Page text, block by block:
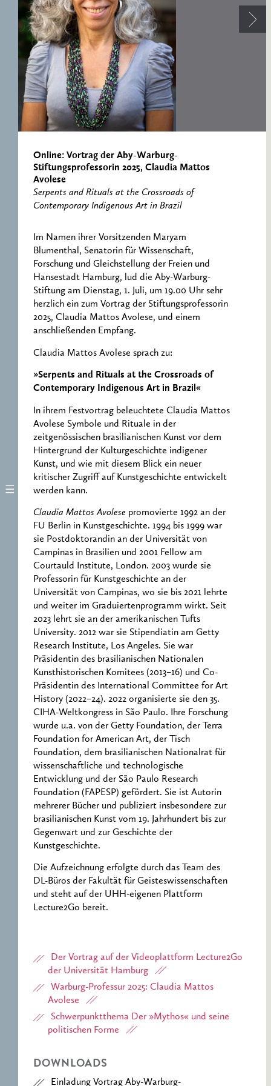
ERNST CASSIRER
ARBEITSSTELLE 1997-
2007
Online: Vortrag der Aby-Warburg-
Stiftungsprofessorin 2025, Claudia Mattos
Avolese
Serpents and Rituals at the Crossroads of
Contemporary Indigenous Art in Brazil
Im Namen ihrer Vorsitzenden Maryam
Blumenthal, Senatorin für Wissenschaft,
Forschung und Gleichstellung der Freien und
Hansestadt Hamburg, lud die Aby-Warburg-
Stiftung am Dienstag, 1. Juli, um 19.00 Uhr sehr
herzlich ein zum Vortrag der Stiftungsprofessorin
2025, Claudia Mattos Avolese, und einem
anschließenden Empfang.
Claudia Mattos Avolese sprach zu:
»Serpents and Rituals at the Crossroads of
Contemporary Indigenous Art in Brazil«
In ihrem Festvortrag beleuchtete Claudia Mattos
Avolese Symbole und Rituale in der
zeitgenössischen brasilianischen Kunst vor dem
Hintergrund der Kulturgeschichte indigener
Kunst, und wie mit diesem Blick ein neuer
kritischer Zugriff auf Kunstgeschichte entwickelt
werden kann.
Claudia Mattos Avolese promovierte 1992 an der
FU Berlin in Kunstgeschichte. 1994 bis 1999 war
sie Postdoktorandin an der Universität von
Campinas in Brasilien und 2001 Fellow am
Courtauld Institute, London. 2003 wurde sie
Professorin für Kunstgeschichte an der
Universität von Campinas, wo sie bis 2021 lehrte
und weiter im Graduiertenprogramm wirkt. Seit
2023 lehrt sie an der amerikanischen Tufts
University. 2012 war sie Stipendiatin am Getty
Research Institute, Los Angeles. Sie war
Präsidentin des brasilianischen Nationalen
Kunsthistorischen Komitees (2013–16) und Co-
Präsidentin des International Committee for Art
History (2022–24). 2022 organisierte sie den 35.
CIHA-Weltkongress in São Paulo. Ihre Forschung
wurde u.a. von der Getty Foundation, der Terra
Foundation for American Art, der Tisch
Foundation, dem brasilianischen Nationalrat für
wissenschaftliche und technologische
Entwicklung und der São Paulo Research
Foundation (FAPESP) gefördert. Sie ist Autorin
mehrerer Bücher und publiziert insbesondere zur
brasilianischen Kunst vom 19. Jahrhundert bis zur
Gegenwart und zur Geschichte der
Kunstgeschichte.
Die Aufzeichnung erfolgte durch das Team des
DL-Büros der Fakultät für Geisteswissenschaften
und steht auf der UHH-eigenen Plattform
Lecture2Go bereit.
Der Vortrag auf der Videoplattform Lecture2Go
der Universität Hamburg
Warburg-Professur 2025: Claudia Mattos
Avolese
Schwerpunktthema Der »Mythos« und seine
politischen Forme
DOWNLOADS
Einladung Vortrag Aby-Warburg-